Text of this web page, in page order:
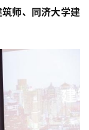
师、同济大学建